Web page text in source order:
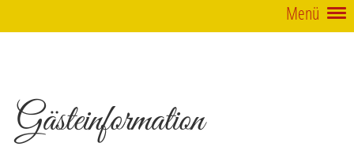
Menü
Gästeinformation